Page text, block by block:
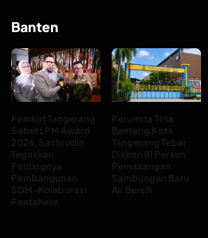
Banten
Pemkot Tangerang
Sabet LPM Award
2026, Sachrudin
Tegaskan
Pentingnya
Pembangunan
SDM-Kolaborasi
Pentahelix
Perumda Tirta
Benteng Kota
Tangerang Tebar
Diskon 81 Persen
Pemasangan
Sambungan Baru
Air Bersih